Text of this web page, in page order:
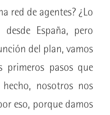
red de agentes? ¿Lo
España, pero
del plan, vamos
primeros pasos que
nosotros nos
eso, porque damos